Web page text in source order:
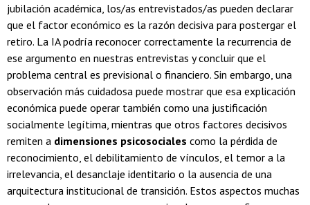
jubilación académica, los/as entrevistados/as pueden declarar
que el factor económico es la razón decisiva para postergar el
retiro. La IA podría reconocer correctamente la recurrencia de
ese argumento en nuestras entrevistas y concluir que el
problema central es previsional o financiero. Sin embargo, una
observación más cuidadosa puede mostrar que esa explicación
económica puede operar también como una justificación
socialmente legítima, mientras que otros factores decisivos
remiten a dimensiones psicosociales como la pérdida de
reconocimiento, el debilitamiento de vínculos, el temor a la
irrelevancia, el desanclaje identitario o la ausencia de una
arquitectura institucional de transición. Estos aspectos muchas